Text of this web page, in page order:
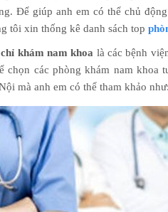
Để giúp anh em có thể chủ
tôi xin thống kê danh sách top
khám nam khoa là các bệnh
chọn các phòng khám nam khoa
mà anh em có thể tham khảo như: